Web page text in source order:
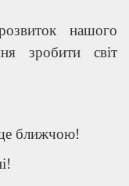
нашого
зробити світ
ближчою!